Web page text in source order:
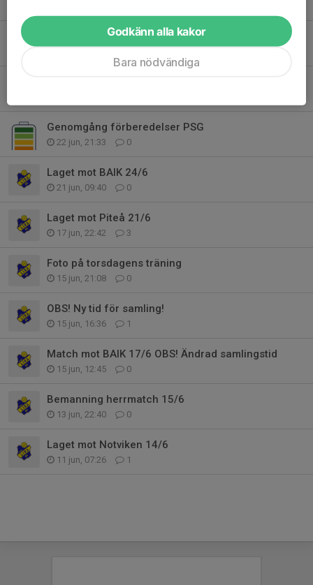
Varor från Lagshoppen finns att hämtas!
Genomgång förberedelser PSG
22 jun, 21:33 0
Laget mot BAIK 24/6
21 jun, 09:40 0
Laget mot Piteå 21/6
17 jun, 22:42 3
Foto på torsdagens träning
15 jun, 21:08 0
OBS! Ny tid för samling!
15 jun, 16:36 1
Match mot BAIK 17/6 OBS! Ändrad samlingstid
15 jun, 12:45 0
Bemanning herrmatch 15/6
13 jun, 22:40 0
Laget mot Notviken 14/6
11 jun, 07:26 1
Godkänn alla kakor
Bara nödvändiga